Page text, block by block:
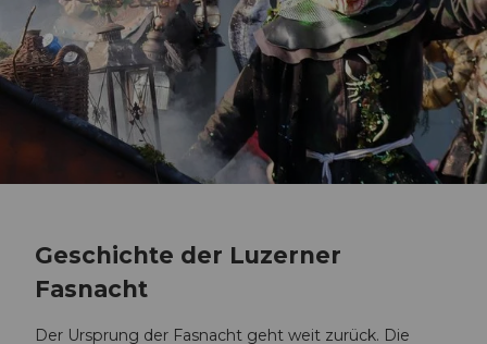
Geschichte der Luzerner
Fasnacht
Der Ursprung der Fasnacht geht weit zurück. Die